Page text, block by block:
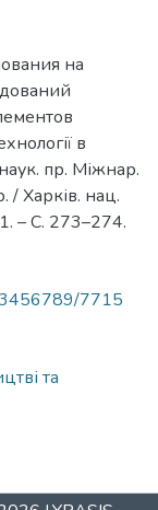
на
в
пр. Міжнар.
/ Харків. нац.
– С. 273–274.
7715
та